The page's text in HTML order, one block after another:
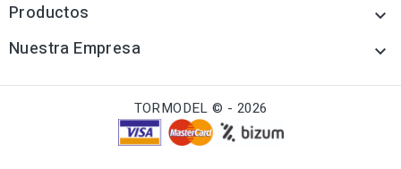
Productos 
Nuestra Empresa 
TORMODEL © - 2026